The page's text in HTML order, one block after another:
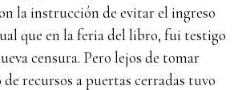
la instrucción de evitar el ingreso
que en la feria del libro, fui testigo
censura. Pero lejos de tomar
recursos a puertas cerradas tuvo